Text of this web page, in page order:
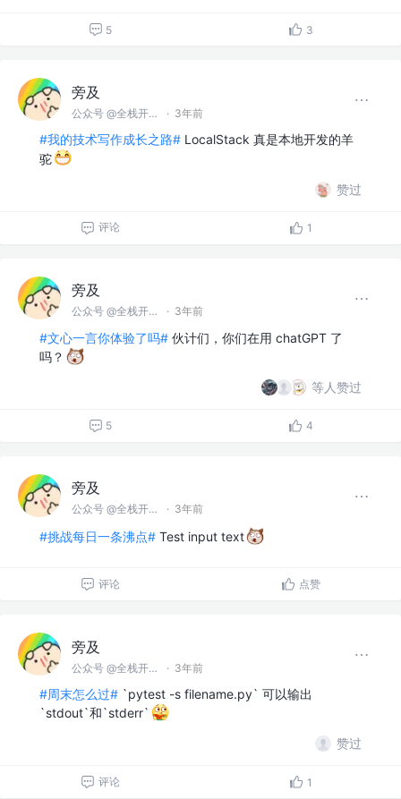
5 3
旁及
公众号 @全栈开发师 · 3年前
#我的技术写作成长之路# LocalStack 真是本地开发的羊
驼
赞过
评论 1
旁及
公众号 @全栈开发师 · 3年前
#文心一言你体验了吗# 伙计们，你们在用 chatGPT 了
吗？
等人赞过
5 4
旁及
公众号 @全栈开发师 · 3年前
#挑战每日一条沸点# Test input text
评论 点赞
旁及
公众号 @全栈开发师 · 3年前
#周末怎么过# `pytest -s filename.py` 可以输出
`stdout`和`stderr`
赞过
评论 1